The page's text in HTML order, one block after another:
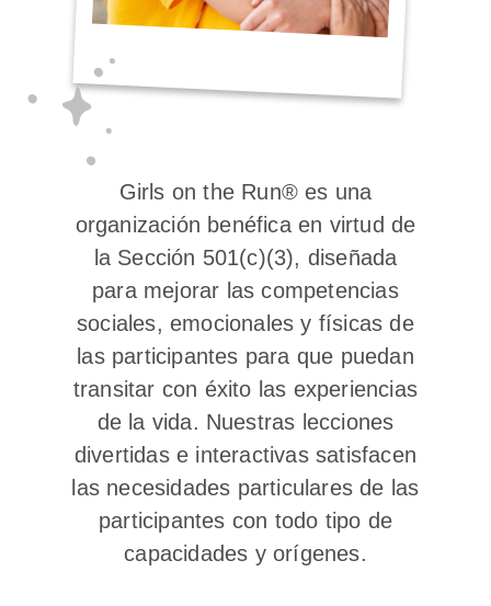
Girls on the Run® es una
organización benéfica en virtud de
la Sección 501(c)(3), diseñada
para mejorar las competencias
sociales, emocionales y físicas de
las participantes para que puedan
transitar con éxito las experiencias
de la vida. Nuestras lecciones
divertidas e interactivas satisfacen
las necesidades particulares de las
participantes con todo tipo de
capacidades y orígenes.